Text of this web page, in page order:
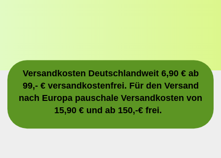
Versandkosten Deutschlandweit 6,90 € ab
99,- € versandkostenfrei. Für den Versand
nach Europa pauschale Versandkosten von
15,90 € und ab 150,-€ frei.